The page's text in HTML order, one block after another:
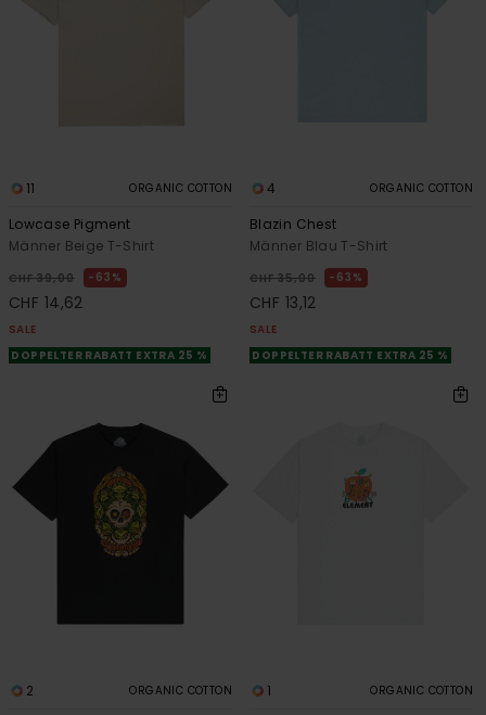
11 ORGANIC COTTON
Lowcase Pigment
Männer Beige T-Shirt
CHF 39,00 63%
CHF 14,62
SALE
DOPPELTER RABATT EXTRA 25 %
4 ORGANIC COTTON
Blazin Chest
Männer Blau T-Shirt
CHF 35,00 63%
CHF 13,12
SALE
DOPPELTER RABATT EXTRA 25 %
2 ORGANIC COTTON 1 ORGANIC COTTON